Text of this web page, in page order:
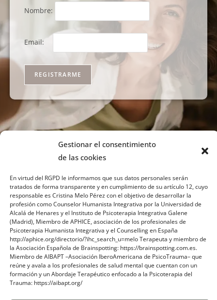
Gestionar el consentimiento
de las cookies
En virtud del RGPD le informamos que sus datos personales serán
tratados de forma transparente y en cumplimiento de su artículo 12, cuyo
responsable es Cristina Melo Pérez con el objetivo de desarrollar la
profesión como Counselor Humanista Integrativa por la Universidad de
Alcalá de Henares y el Instituto de Psicoterapia Integrativa Galene
(Madrid), Miembro de APHICE, asociación de los profesionales de
Psicoterapia Humanista Integrativa y el Counselling en España
http://aphice.org/directorio/?ihc_search_u=melo Terapeuta y miembro de
la Asociación Española de Brainspotting: https://brainspotting.com.es.
Miembro de AIBAPT –Asociación IberoAmericana de PsicoTrauma– que
reúne y avala a los profesionales de salud mental que cuentan con un
formación y un Abordaje Terapéutico enfocado a la Psicoterapia del
Trauma: https://aibapt.org/
Nombre:
Email:
Sobre mi
Contacto
Blog